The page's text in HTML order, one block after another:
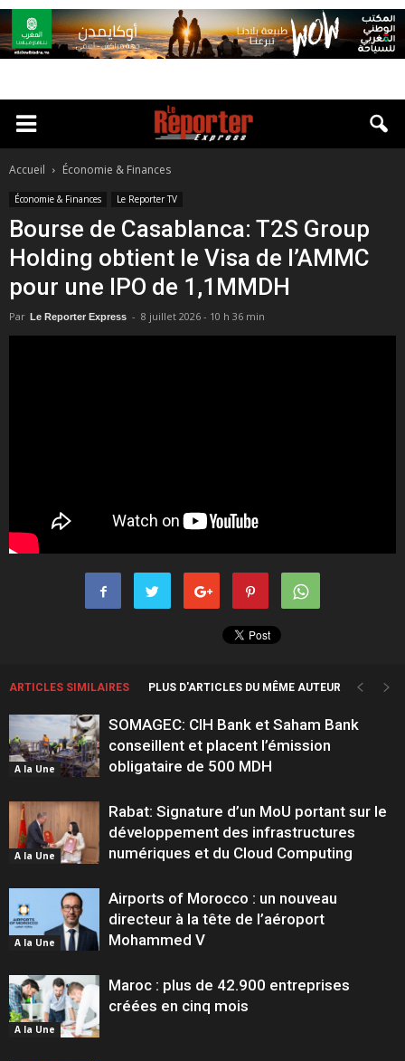
Accueil Économie & Finances
Économie & Finances Le Reporter TV
Bourse de Casablanca: T2S Group
Holding obtient le Visa de l’AMMC
pour une IPO de 1,1MMDH
Par Le Reporter Express - 8 juillet 2026 - 10 h 36 min
ARTICLES SIMILAIRES PLUS D'ARTICLES DU MÊME AUTEUR
A la Une
SOMAGEC: CIH Bank et Saham Bank
conseillent et placent l’émission
obligataire de 500 MDH
A la Une
Rabat: Signature d’un MoU portant sur le
développement des infrastructures
numériques et du Cloud Computing
A la Une
Airports of Morocco : un nouveau
directeur à la tête de l’aéroport
Mohammed V
A la Une
Maroc : plus de 42.900 entreprises
créées en cinq mois